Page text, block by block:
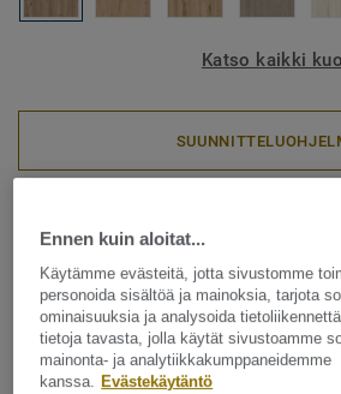
Katso kaikki
iD Inspiration Click
Contemporary Oak
iD Inspiration Click tarjoaa nopean ja
kätevän lukkoponttijärjestelmän
Ennen kuin aloitat...
Käytämme evästeitä, jotta sivustomme
personoida sisältöä ja mainoksia, tarjota
ominaisuuksia ja analysoida
tietoja tavasta, jolla käytät sivustoamme
mainonta- ja analytiikkakumppaneidemme
kanssa. Evästekäytäntö